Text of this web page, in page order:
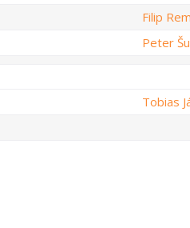
Filip
Peter
Tobias